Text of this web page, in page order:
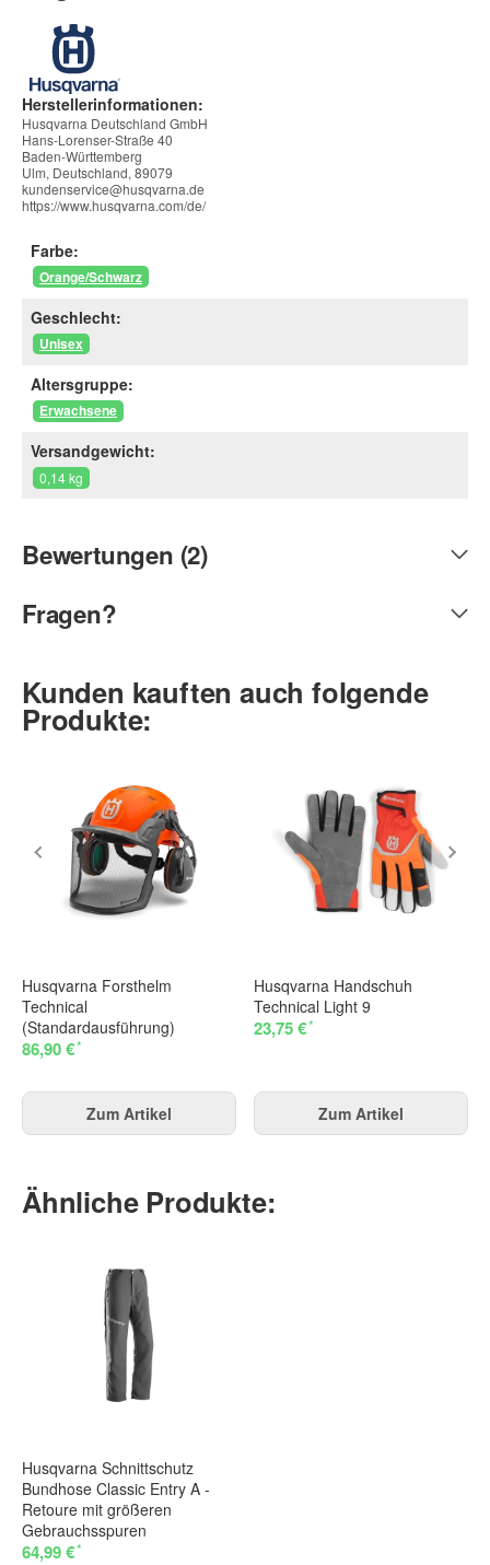
Herstellerinformationen:
Husqvarna Deutschland GmbH
Hans-Lorenser-Straße 40
Baden-Württemberg
Ulm, Deutschland, 89079
kundenservice@husqvarna.de
https://www.husqvarna.com/de/
Farbe:
Orange/Schwarz
Geschlecht:
Unisex
Altersgruppe:
Erwachsene
Versandgewicht:
0,14 kg
Bewertungen (2)
Fragen?
Kunden kauften auch folgende
Produkte:
Husqvarna Forsthelm
Technical
(Standardausführung)
86,90 €*
Zum Artikel
Husqvarna Handschuh
Technical Light 9
23,75 €*
Zum Artikel
Ähnliche Produkte:
Husqvarna Schnittschutz
Bundhose Classic Entry A -
Retoure mit größeren
Gebrauchsspuren
64,99 €*